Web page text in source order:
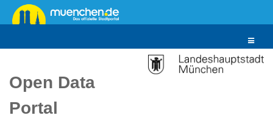
Überspringen
zum
Toggle
Open Data
Portal